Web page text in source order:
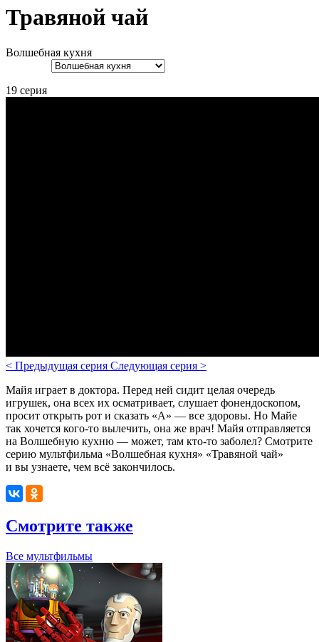
Травяной чай
Волшебная кухня
19 серия
< Предыдущая серия Следующая серия >
Майя играет в доктора. Перед ней сидит целая очередь
игрушек, она всех их осматривает, слушает фонендоскопом,
просит открыть рот и сказать «А» — все здоровы. Но Майе
так хочется кого-то вылечить, она же врач! Майя отправляется
на Волшебную кухню — может, там кто-то заболел? Смотрите
серию мультфильма «Волшебная кухня» «Травяной чай»
и вы узнаете, чем всё закончилось.
Смотрите также
Все мультфильмы